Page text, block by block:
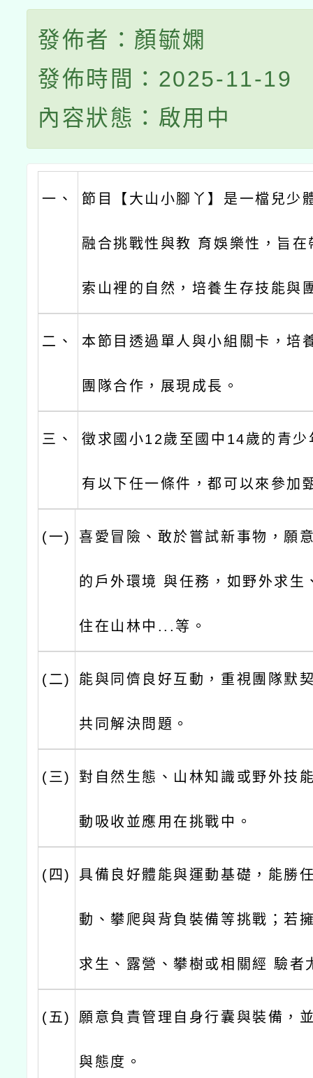
發佈者：顏毓嫻
發佈時間：2025-11-19
內容狀態：啟用中
一、 節目【大山小腳丫】是一檔兒少
融合挑戰性與教 育娛樂性，旨在
索山裡的自然，培養生存技能與
二、 本節目透過單人與小組關卡，培
團隊合作，展現成長。
三、 徵求國小12歲至國中14歲的青少
有以下任一條件，都可以來參加
(一) 喜愛冒險、敢於嘗試新事物，願
的戶外環境 與任務，如野外求生
住在山林中...等。
(二) 能與同儕良好互動，重視團隊默
共同解決問題。
(三) 對自然生態、山林知識或野外技
動吸收並應用在挑戰中。
(四) 具備良好體能與運動基礎，能勝
動、攀爬與背負裝備等挑戰；若
求生、露營、攀樹或相關經 驗者
(五) 願意負責管理自身行囊與裝備，
與態度。